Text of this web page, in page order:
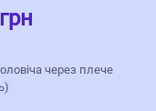
через плече